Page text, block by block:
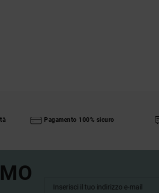
Pagamento 100% sicuro